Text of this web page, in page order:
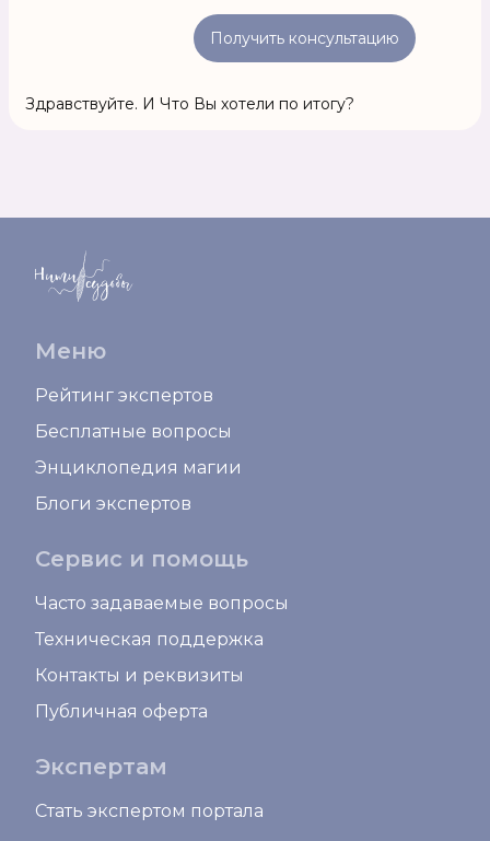
Получить консультацию
Здравствуйте. И Что Вы хотели по итогу?
Меню
Рейтинг экспертов
Бесплатные вопросы
Энциклопедия магии
Блоги экспертов
Сервис и помощь
Часто задаваемые вопросы
Техническая поддержка
Контакты и реквизиты
Публичная оферта
Экспертам
Стать экспертом портала